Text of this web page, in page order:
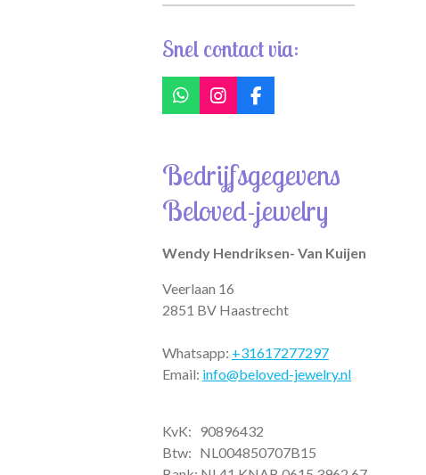
Snel contact via:
W
h
s
A
p
p
I
n
a
g
r
a
F
a
b
o
o
k
Bedrijfsgegevens
Beloved-jewelry
Wendy Hendriksen- Van Kuijen
Veerlaan 16
2851 BV Haastrecht
Whatsapp: +31617277297
Email: info@beloved-jewelry.nl
KvK: 90896432
Btw: NL004850707B15